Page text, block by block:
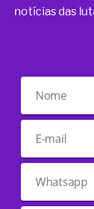
notícias das